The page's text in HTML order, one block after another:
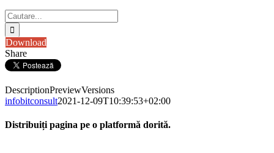
Cautare...
Download
Share
DescriptionPreviewVersions
infobitconsult2021-12-09T10:39:53+02:00
Distribuiți pagina pe o platformă dorită.